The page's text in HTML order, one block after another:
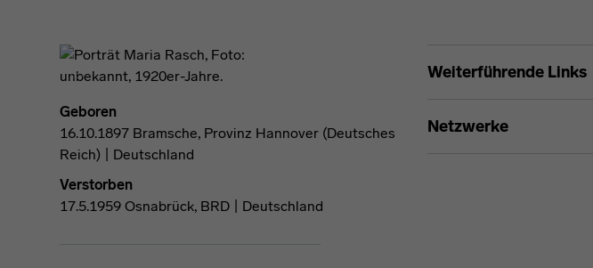
Geboren
16.10.1897 Bramsche, Provinz Hannover (Deutsches
Reich) | Deutschland
Verstorben
17.5.1959 Osnabrück, BRD | Deutschland
Maria Rasch
Weiterführende Links
Netzwerke